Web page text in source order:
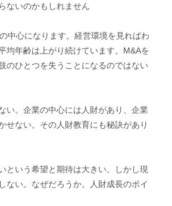
ないのかもしれません
中心になります。経営環境を見ればわ
均年齢は上がり続けています。M&Aを
のひとつを失うことになるのではない
い。企業の中心には人財があり、企業
せない。その人財教育にも秘訣があり
という希望と期待は大きい。しかし現
ない。なぜだろうか。人財成長のポイ